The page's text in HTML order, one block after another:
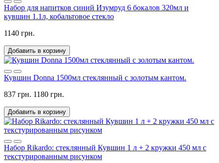
Набор для напитков синий Изумруд 6 бокалов 320мл и
кувшин 1.1л, кобальтовое стекло
1140 грн.
Добавить в корзину
Кувшин Donna 1500мл стеклянный с золотым кантом.
837 грн. 1180 грн.
Добавить в корзину
Набор Rikardo: стеклянный Кувшин 1 л + 2 кружки 450 мл с
текстурированным рисунком